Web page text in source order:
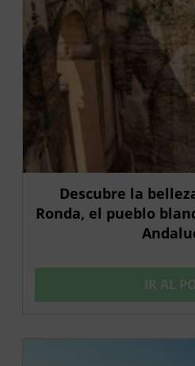
Descubre la
Ronda, el pueblo
IR AL